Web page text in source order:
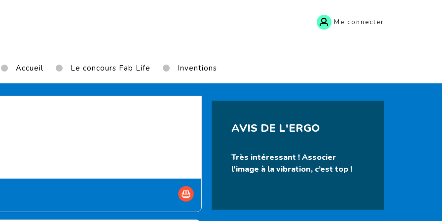
Me connecter
Accueil Le concours Fab Life Inventions
AVIS DE L'ERGO
Très intéressant ! Associer
l’image à la vibration, c’est top !